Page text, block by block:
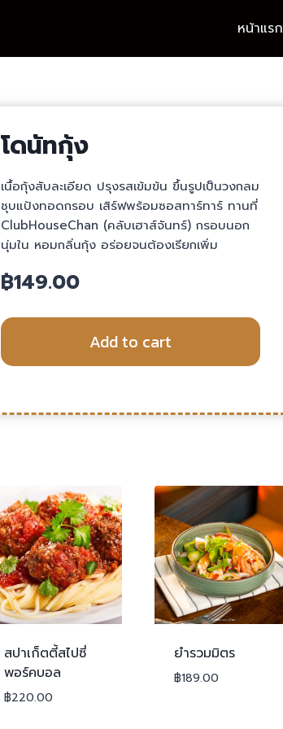
หน้าแรก
โดนัทกุ้ง
เนื้อกุ้งสับละเอียด ปรุงรสเข้มข้น ขึ้นรูปเป็นวงกลม
ชุบแป้งทอดกรอบ เสิร์ฟพร้อมซอสทาร์ทาร์ ทานที่
ClubHouseChan (คลับเฮาส์จันทร์) กรอบนอก
นุ่มใน หอมกลิ่นกุ้ง อร่อยจนต้องเรียกเพิ่ม
฿149.00
Add to cart
สปาเก็ตตี้สไปซี่
พอร์คบอล
฿220.00
ยำรวมมิตร
฿189.00